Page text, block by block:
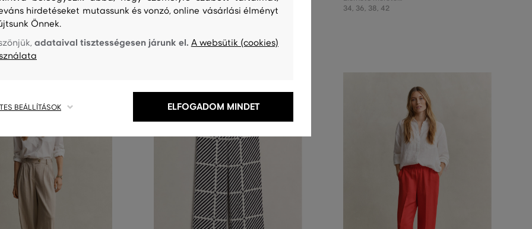
42 32, 34, 36, 38 40 +1 további 34, 36, 38, 42
hirdetéseket mutassunk és vonzó, online vásárlási élményt
Önnek.
adataival tisztességesen járunk el. A websütik (cookies)
BEÁLLÍTÁSOK ELFOGADOM MINDET